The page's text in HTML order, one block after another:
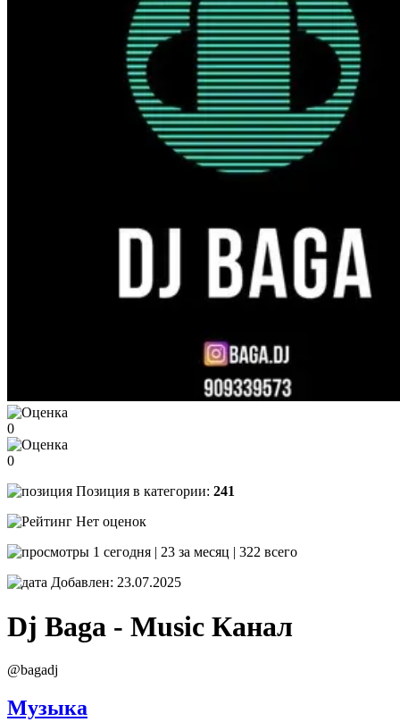
0
0
Позиция в категории: 241
Нет оценок
1 сегодня | 23 за месяц | 322 всего
Добавлен: 23.07.2025
Dj Baga - Music Канал
@bagadj
Музыка